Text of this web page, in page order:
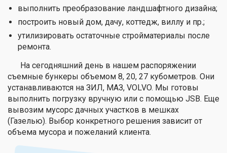
выполнить преобразование ландшафтного дизайна;
построить новый дом, дачу, коттедж, виллу и пр.;
утилизировать остаточные стройматериалы после
ремонта.
На сегодняшний день в нашем распоряжении
съемные бункеры объемом 8, 20, 27 кубометров. Они
устанавливаются на ЗИЛ, МАЗ, VOLVO. Мы готовы
выполнить погрузку вручную или с помощью JSB. Еще
вывозим мусорс дачных участков в мешках
(Газелью). Выбор конкретного решения зависит от
объема мусора и пожеланий клиента.